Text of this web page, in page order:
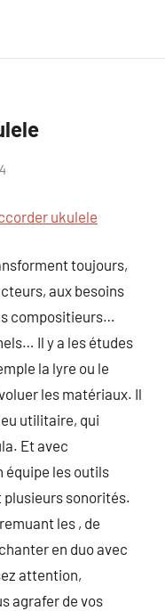
ukulele
toujours,
aux besoins
compositieurs…
Il y a les études
la lyre ou le
les matériaux. Il
utilitaire, qui
Et avec
équipe les outils
sonorités.
les , de
en duo avec
attention,
agrafer de vos